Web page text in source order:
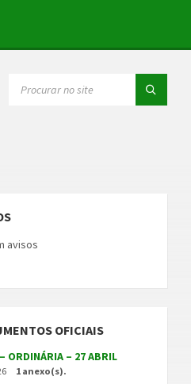
avisos
OFICIAIS
ORDINÁRIA – 27 ABRIL
1 anexo(s).